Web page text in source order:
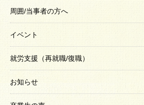
周囲/当事者の方へ
イベント
就労支援（再就職/復職）
お知らせ